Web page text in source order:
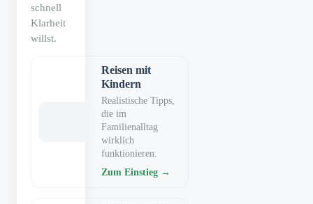
schnell
Klarheit
willst.
Reisen mit
Kindern
Realistische Tipps,
die im
Familienalltag
wirklich
funktionieren.
Zum Einstieg →